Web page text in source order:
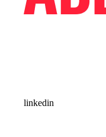
linkedin